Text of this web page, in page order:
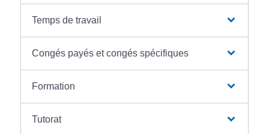
Temps de travail
Congés payés et congés spécifiques
Formation
Tutorat